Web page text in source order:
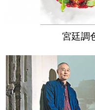
宮廷調